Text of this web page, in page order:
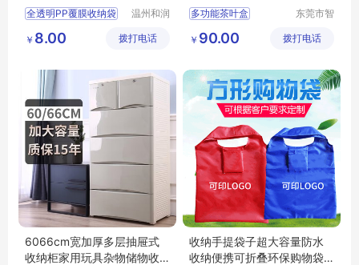
包 现货
全透明PP覆膜收纳袋
编织收纳包
温州和润
公司
￥ 8.00 拨打电话
多功能茶叶盒
茶叶收纳盒
东莞市智
限公司
￥ 90.00 拨打电话
6066cm宽加厚多层抽屉式
收纳柜家用玩具杂物储物收
收纳手提袋子超大容量防水
收纳便携可折叠环保购物袋